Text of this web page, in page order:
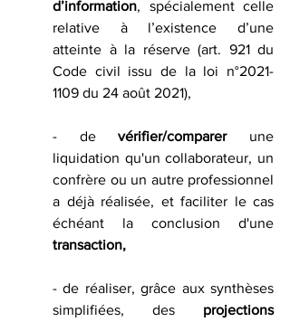
d’information, spécialement celle
relative à l’existence d’une
atteinte à la réserve (art. 921 du
Code civil issu de la loi n°2021-
1109 du 24 août 2021),
- de vérifier/comparer une
liquidation qu'un collaborateur, un
confrère ou un autre professionnel
a déjà réalisée, et faciliter le cas
transaction,
- de réaliser, grâce aux synthèses
simplifiées, des
projections